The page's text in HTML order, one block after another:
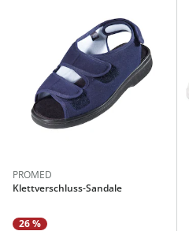
PROMED
Klettverschluss-Sandale
26 %